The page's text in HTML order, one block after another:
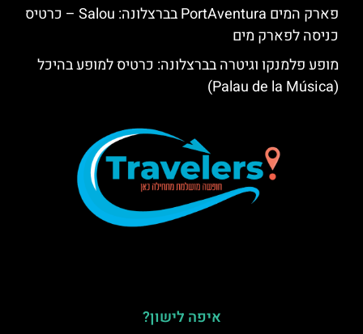
פארק המים PortAventura בברצלונה: Salou – כרטיס
כניסה לפארק מים
מופע פלמנקו וגיטרה בברצלונה: כרטיס למופע בהיכל
(Palau de la Música)
איפה לישון?